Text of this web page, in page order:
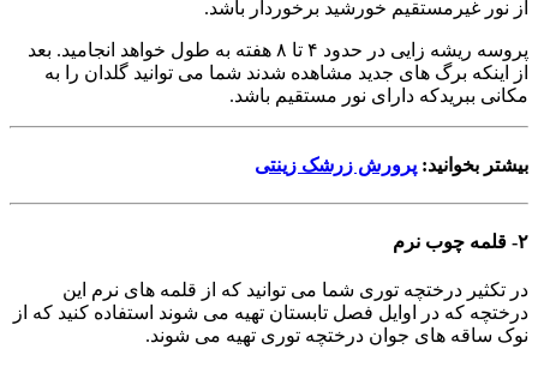
از نور غیرمستقیم خورشید برخوردار باشد.
پروسه ریشه زایی در حدود ۴ تا ۸ هفته به طول خواهد انجامید. بعد
از اینکه برگ های جدید مشاهده شدند شما می توانید گلدان را به
مکانی ببریدکه دارای نور مستقیم باشد.
بیشتر بخوانید: پرورش زرشک زینتی
۲- قلمه چوب نرم
در تکثیر درختچه توری شما می توانید که از قلمه های نرم این
درختچه که در اوایل فصل تابستان تهیه می شوند استفاده کنید که از
نوک ساقه های جوان درختچه توری تهیه می شوند.